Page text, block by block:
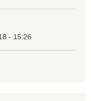
- 15:26